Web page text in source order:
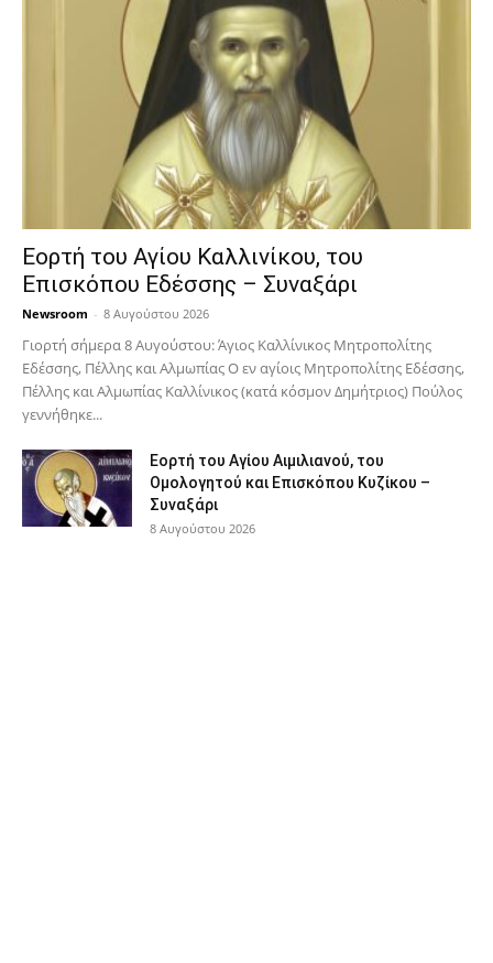
Εορτή του Αγίου Καλλινίκου, του
Επισκόπου Εδέσσης – Συναξάρι
Newsroom - 8 Αυγούστου 2026
Γιορτή σήμερα 8 Αυγούστου: Άγιος Καλλίνικος Μητροπολίτης
Εδέσσης, Πέλλης και Αλμωπίας Ο εν αγίοις Μητροπολίτης Εδέσσης,
Πέλλης και Αλμωπίας Καλλίνικος (κατά κόσμον Δημήτριος) Πούλος
γεννήθηκε...
Εορτή του Αγίου Αιμιλιανού, του
Ομολογητού και Επισκόπου Κυζίκου –
Συναξάρι
8 Αυγούστου 2026